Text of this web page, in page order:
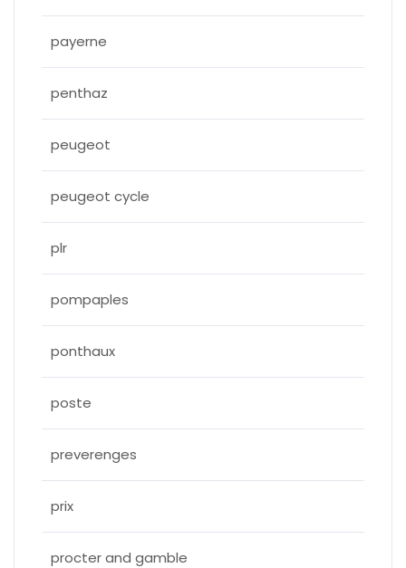
payerne
penthaz
peugeot
peugeot cycle
plr
pompaples
ponthaux
poste
preverenges
prix
procter and gamble